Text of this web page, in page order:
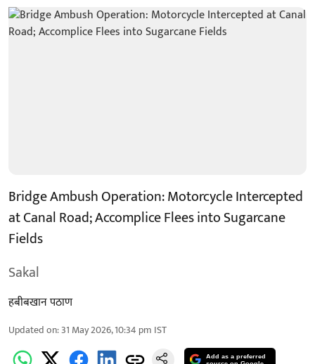
Bridge Ambush Operation: Motorcycle Intercepted
at Canal Road; Accomplice Flees into Sugarcane
Fields
Sakal
हबीबखान पठाण
Updated on:31 May 2026, 10:34 pm IST
Add as a preferred